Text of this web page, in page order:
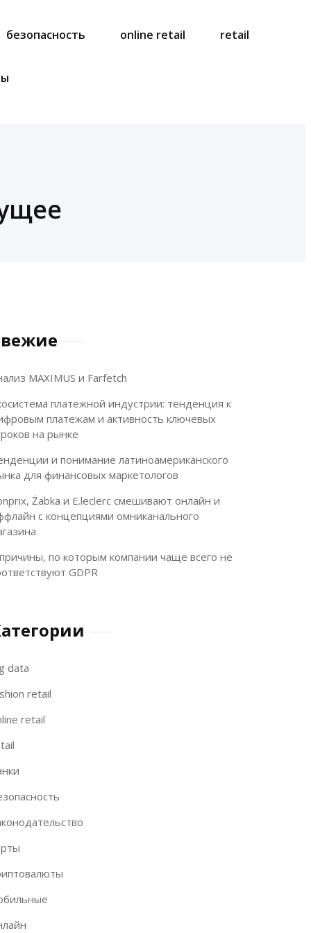
безопасность online retail retail
MAXIMUS и Farfetch
платежной индустрии: тенденция к
платежам и активность ключевых
на рынке
и понимание латиноамериканского
для финансовых маркетологов
Żabka и E.leclerc смешивают онлайн и
с концепциями омниканального
по которым компании чаще всего не
GDPR
data
retail
retail